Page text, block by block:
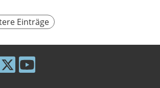
Einträge